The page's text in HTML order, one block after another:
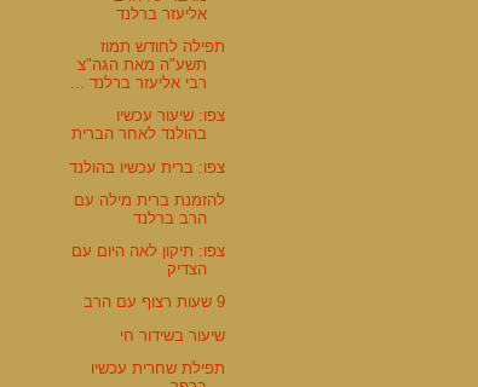
אליעזר ברלנד
תפילה לחודש תמוז
תשע"ה מאת הגה"צ
רבי אליעזר ברלנד ...
צפו: שיעור עכשיו
בהולנד לאחר הברית
צפו: ברית עכשיו בהולנד
להזמנת ברית מילה עם
הרב ברלנד
צפו: תיקון לאה היום עם
הצדיק
9 שעות רצוף עם הרב
שיעור בשידור חי
תפילת שחרית עכשיו